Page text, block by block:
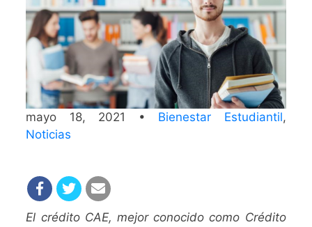
mayo 18, 2021 • Bienestar Estudiantil,
Noticias
El crédito CAE, mejor conocido como Crédito